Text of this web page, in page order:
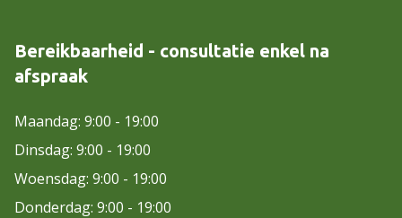
Bereikbaarheid - consultatie enkel na
afspraak
Maandag: 9:00 - 19:00
Dinsdag: 9:00 - 19:00
Woensdag: 9:00 - 19:00
Donderdag: 9:00 - 19:00